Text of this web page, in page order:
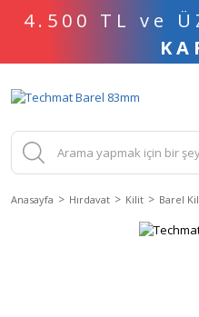
4.500 TL ve
Anasayfa Hırdavat Kilit Barel